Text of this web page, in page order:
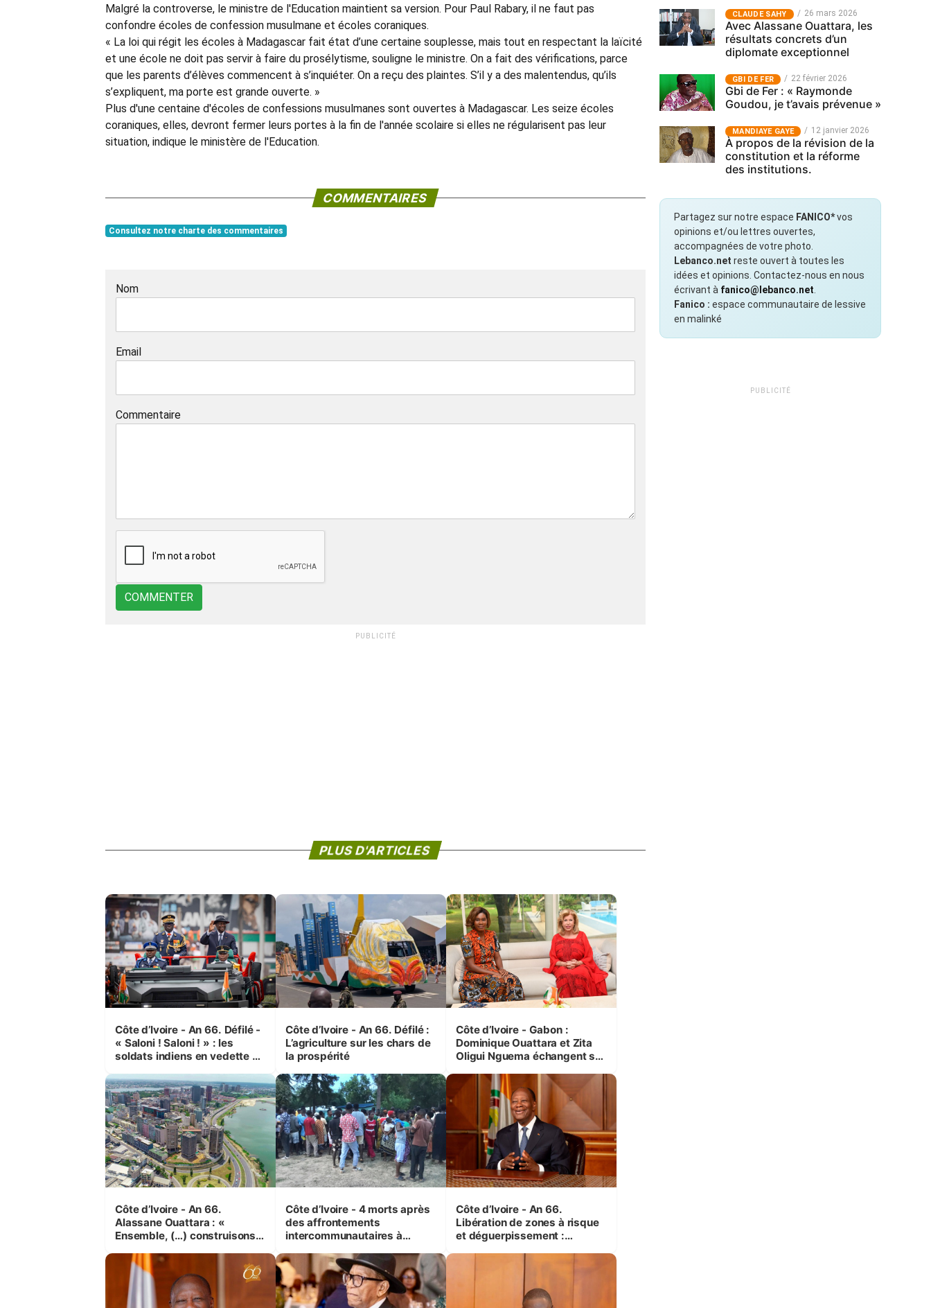
Malgré la controverse, le ministre de l'Education maintient sa version. Pour Paul Rabary, il ne faut pas
confondre écoles de confession musulmane et écoles coraniques.
« La loi qui régit les écoles à Madagascar fait état d’une certaine souplesse, mais tout en respectant la laïcité
et une école ne doit pas servir à faire du prosélytisme, souligne le ministre. On a fait des vérifications, parce
que les parents d’élèves commencent à s’inquiéter. On a reçu des plaintes. S’il y a des malentendus, qu’ils
s’expliquent, ma porte est grande ouverte. »
Plus d'une centaine d'écoles de confessions musulmanes sont ouvertes à Madagascar. Les seize écoles
coraniques, elles, devront fermer leurs portes à la fin de l'année scolaire si elles ne régularisent pas leur
situation, indique le ministère de l'Education.
COMMENTAIRES
Consultez notre charte des commentaires
Nom
Email
Commentaire
COMMENTER
PUBLICITÉ
PLUS D'ARTICLES
Côte d’Ivoire - An 66. Défilé -
« Saloni ! Saloni ! » : les
soldats indiens en vedette à
Côte d’Ivoire - An 66. Défilé :
L’agriculture sur les chars de
la prospérité
Côte d’Ivoire - Gabon :
Dominique Ouattara et Zita
Oligui Nguema échangent sur
femmes et des enfants
Côte d’Ivoire - An 66.
Alassane Ouattara : «
Ensemble, (…) construisons
mêmes et pour les
générations futures »
Côte d’Ivoire - 4 morts après
des affrontements
intercommunautaires à
correspondant au milieu des
sinistrés
Côte d’Ivoire - An 66.
Libération de zones à risque
et déguerpissement :
respect de l'Etat de droit pour
préserver les vies humaines
CLAUDE SAHY 26 mars 2026
Avec Alassane Ouattara, les
résultats concrets d’un
diplomate exceptionnel
GBI DE FER 22 février 2026
Gbi de Fer : « Raymonde
Goudou, je t’avais prévenue »
MANDIAYE GAYE 12 janvier 2026
À propos de la révision de la
constitution et la réforme
des institutions.
Partagez sur notre espace FANICO*vos
opinions et/ou lettres ouvertes,
accompagnées de votre photo.
Lebanco.net reste ouvert à toutes les
idées et opinions. Contactez-nous en nous
écrivant à fanico@lebanco.net
Fanico : espace communautaire de lessive
en malinké
PUBLICITÉ